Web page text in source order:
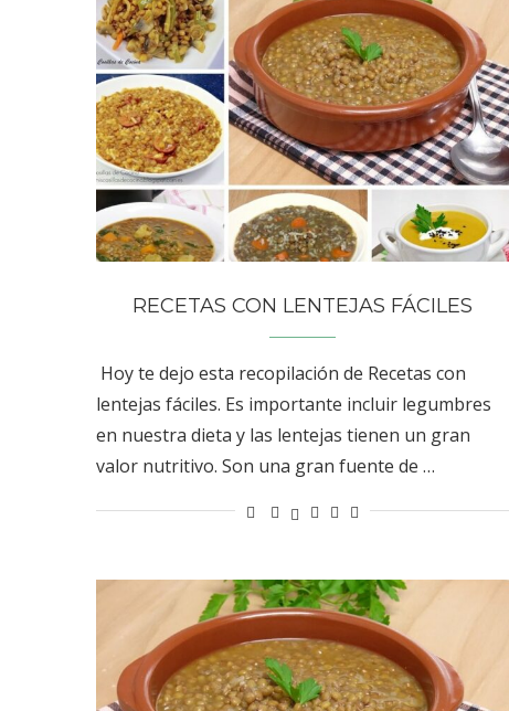
RECETAS CON LENTEJAS FÁCILES
Hoy te dejo esta recopilación de Recetas con
lentejas fáciles. Es importante incluir legumbres
en nuestra dieta y las lentejas tienen un gran
valor nutritivo. Son una gran fuente de …